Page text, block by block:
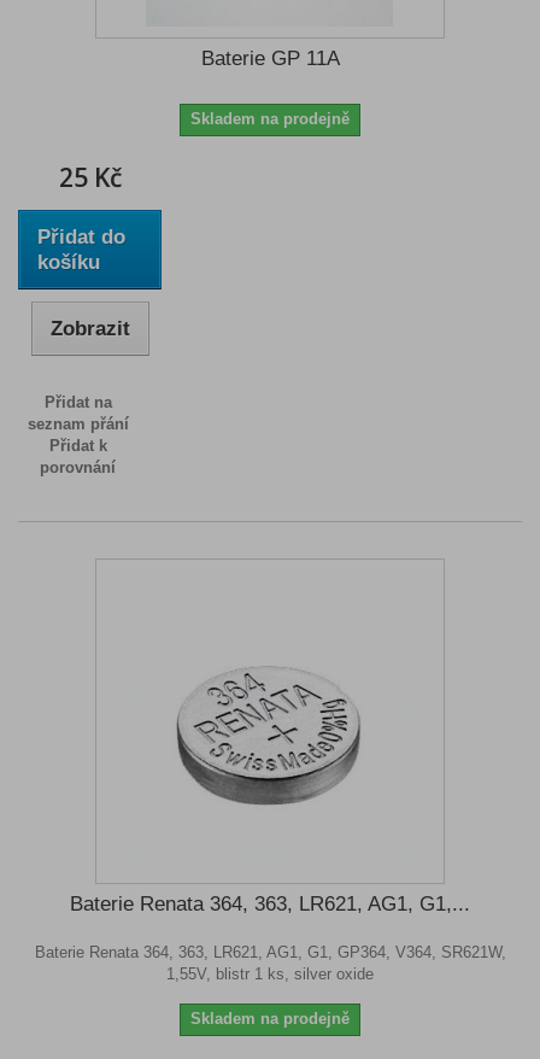
Baterie GP 11A
Skladem na prodejně
25 Kč
Přidat do
košíku
Zobrazit
Přidat na
seznam přání
Přidat k
porovnání
Baterie Renata 364, 363, LR621, AG1, G1,...
Baterie Renata 364, 363, LR621, AG1, G1, GP364, V364, SR621W,
1,55V, blistr 1 ks, silver oxide
Skladem na prodejně